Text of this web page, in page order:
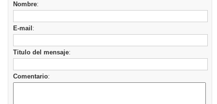
Nombre:
E-mail :
Titulo del mensaje:
Comentario: